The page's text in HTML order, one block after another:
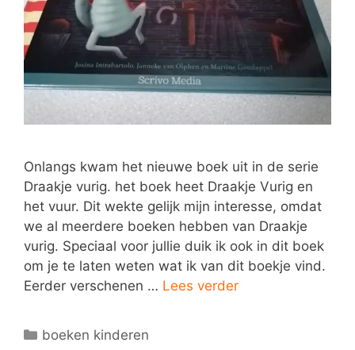
Onlangs kwam het nieuwe boek uit in de serie
Draakje vurig. het boek heet Draakje Vurig en
het vuur. Dit wekte gelijk mijn interesse, omdat
we al meerdere boeken hebben van Draakje
vurig. Speciaal voor jullie duik ik ook in dit boek
om je te laten weten wat ik van dit boekje vind.
Eerder verschenen … Lees verder
Categorieën
boeken kinderen